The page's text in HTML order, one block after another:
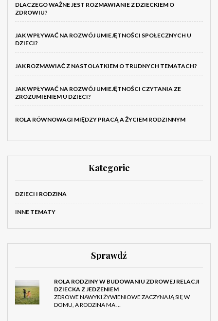
DLACZEGO WAŻNE JEST ROZMAWIANIE Z DZIECKIEM O
ZDROWIU?
JAK WPŁYWAĆ NA ROZWÓJ UMIEJĘTNOŚCI SPOŁECZNYCH U
DZIECI?
JAK ROZMAWIAĆ Z NASTOLATKIEM O TRUDNYCH TEMATACH?
JAK WPŁYWAĆ NA ROZWÓJ UMIEJĘTNOŚCI CZYTANIA ZE
ZROZUMIENIEM U DZIECI?
ROLA RÓWNOWAGI MIĘDZY PRACĄ A ŻYCIEM RODZINNYM
Kategorie
DZIECI I RODZINA
INNE TEMATY
Sprawdź
ROLA RODZINY W BUDOWANIU ZDROWEJ RELACJI
DZIECKA Z JEDZENIEM
ZDROWE NAWYKI ŻYWIENIOWE ZACZYNAJĄ SIĘ W
DOMU, A RODZINA MA …